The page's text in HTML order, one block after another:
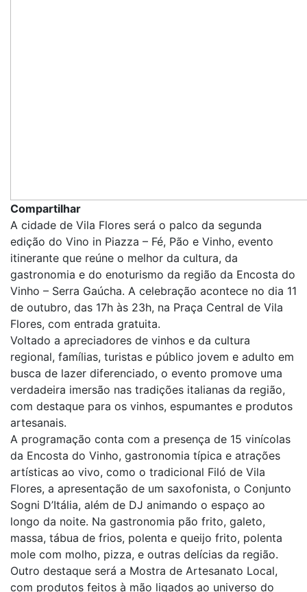
Compartilhar
A cidade de Vila Flores será o palco da segunda
edição do Vino in Piazza – Fé, Pão e Vinho, evento
itinerante que reúne o melhor da cultura, da
gastronomia e do enoturismo da região da Encosta do
Vinho – Serra Gaúcha. A celebração acontece no dia 11
de outubro, das 17h às 23h, na Praça Central de Vila
Flores, com entrada gratuita.
Voltado a apreciadores de vinhos e da cultura
regional, famílias, turistas e público jovem e adulto em
busca de lazer diferenciado, o evento promove uma
verdadeira imersão nas tradições italianas da região,
com destaque para os vinhos, espumantes e produtos
artesanais.
A programação conta com a presença de 15 vinícolas
da Encosta do Vinho, gastronomia típica e atrações
artísticas ao vivo, como o tradicional Filó de Vila
Flores, a apresentação de um saxofonista, o Conjunto
Sogni D’Itália, além de DJ animando o espaço ao
longo da noite. Na gastronomia pão frito, galeto,
massa, tábua de frios, polenta e queijo frito, polenta
mole com molho, pizza, e outras delícias da região.
Outro destaque será a Mostra de Artesanato Local,
com produtos feitos à mão ligados ao universo do